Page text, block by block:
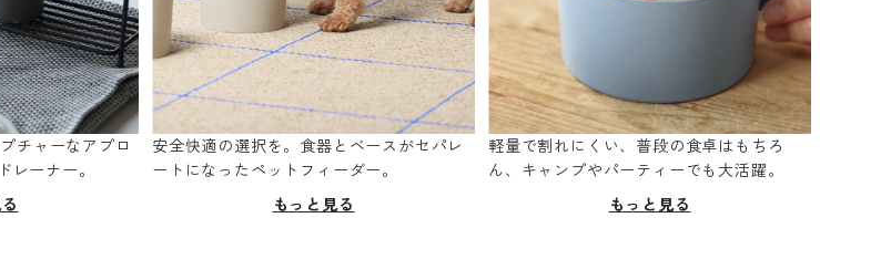
チャーなアプロ
レーナー。
安全快適の選択を。食器とベースがセパレ
ートになったペットフィーダー。
もっと見る
軽量で割れにくい、普段の食卓はもちろ
ん、キャンプやパーティーでも大活躍。
もっと見る